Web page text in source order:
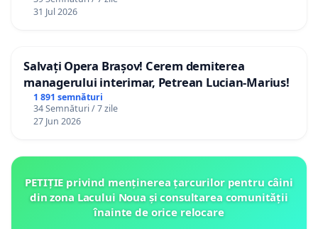
12 ani
31 Jul 2026
Salvați Opera Brașov! Cerem demiterea
managerului interimar, Petrean Lucian-Marius!
1 891 semnături
34 Semnături / 7 zile
27 Jun 2026
PETIȚIE privind menținerea țarcurilor pentru câini
din zona Lacului Noua și consultarea comunității
înainte de orice relocare